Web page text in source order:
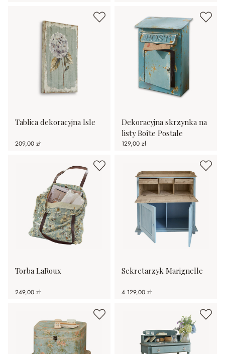
Tablica dekoracyjna Isle
209,00 zł
Dekoracyjna skrzynka na
listy Boîte Postale
129,00 zł
Torba LaRoux
249,00 zł
Sekretarzyk Marignelle
4 129,00 zł